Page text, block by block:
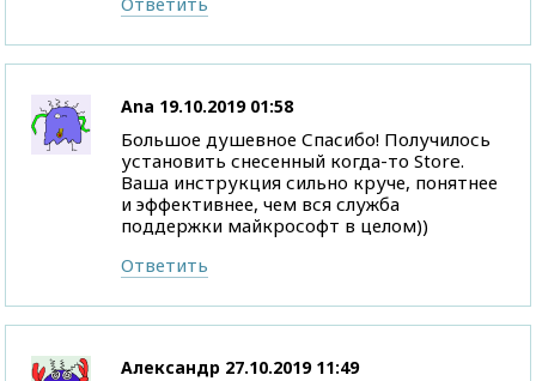
Ana 19.10.2019 01:58
Большое душевное Спасибо! Получилось
установить снесенный когда-то Store.
Ваша инструкция сильно круче, понятнее
и эффективнее, чем вся служба
поддержки майкрософт в целом))
Ответить
Александр 27.10.2019 11:49